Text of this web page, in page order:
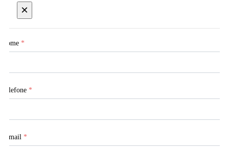
×
Nome *
Telefone *
E-mail *